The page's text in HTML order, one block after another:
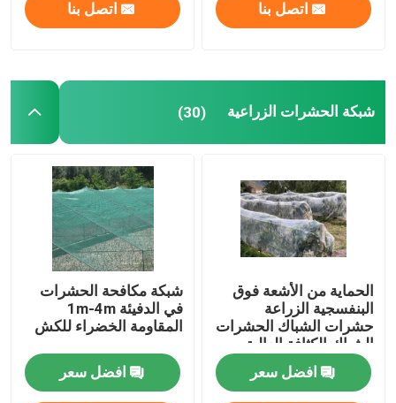
الستار المغناطيسي للباب
شاشة النافذة
شبكة الحشرات الزراعية
القماش المشمع PE
حقيبة شبكية منسوجة
شبك بلاستيكي
اتصل بنا اتصل بنا
شبكة الحشرات الزراعية (30)
الحماية من الأشعة فوق
البنفسجية الزراعة
حشرات الشباك الحشرات
الشباك الكثافة العالية
الدفيئة حشرات الشباك
افضل سعر
شبكة مكافحة الحشرات
في الدفيئة 1m-4m
المقاومة الخضراء للكش
افضل سعر